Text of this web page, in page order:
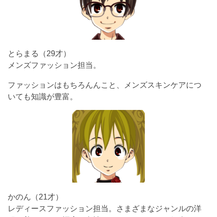
とらまる（29才）
メンズファッション担当。
ファッションはもちろんんこと、メンズスキンケアにつ
いても知識が豊富。
かのん（21才）
レディースファッション担当。さまざまなジャンルの洋